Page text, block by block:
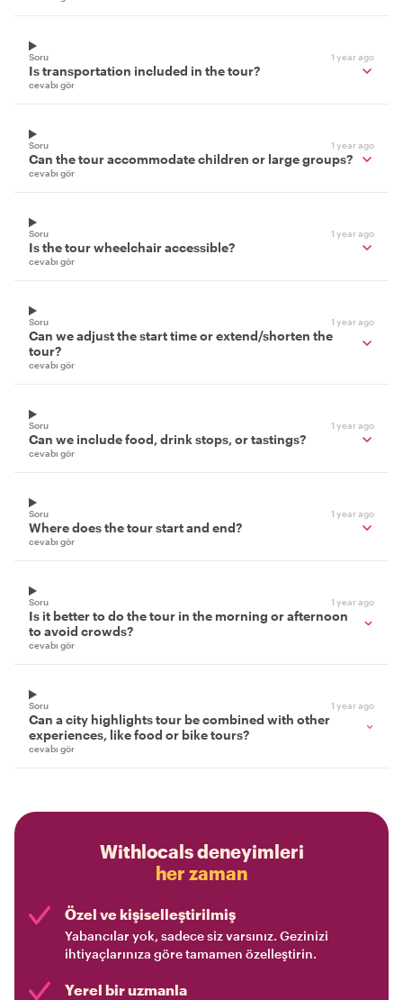
Soru 1 year ago
Is transportation included in the tour?
cevabı gör
Soru 1 year ago
Can the tour accommodate children or large groups?
cevabı gör
Soru 1 year ago
Is the tour wheelchair accessible?
cevabı gör
Soru 1 year ago
Can we adjust the start time or extend/shorten the
tour?
cevabı gör
Soru 1 year ago
Can we include food, drink stops, or tastings?
cevabı gör
Soru 1 year ago
Where does the tour start and end?
cevabı gör
Soru 1 year ago
Is it better to do the tour in the morning or afternoon
to avoid crowds?
cevabı gör
Soru 1 year ago
Can a city highlights tour be combined with other
experiences, like food or bike tours?
cevabı gör
Withlocals deneyimleri
her zaman
Özel ve kişiselleştirilmiş
Yabancılar yok, sadece siz varsınız. Gezinizi
ihtiyaçlarınıza göre tamamen özelleştirin.
Yerel bir uzmanla